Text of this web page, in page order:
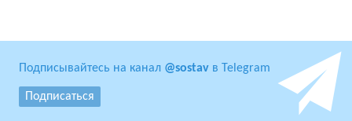
Подписывайтесь на канал @sostav в Telegram
Подписаться